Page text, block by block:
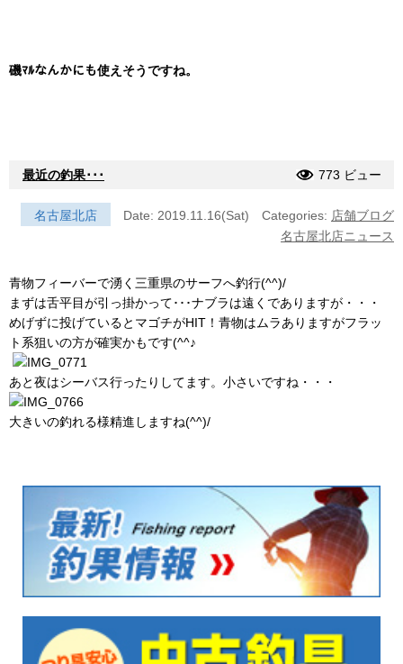
磯ﾏﾙなんかにも使えそうですね。
最近の釣果･･･ 773 ビュー
名古屋北店 Date: 2019.11.16(Sat) Categories: 店舗ブログ
名古屋北店ニュース
青物フィーバーで湧く三重県のサーフへ釣行(^^)/
まずは舌平目が引っ掛かって･･･ナブラは遠くでありますが・・・
めげずに投げているとマゴチがHIT！青物はムラありますがフラッ
ト系狙いの方が確実かもです(^^♪
あと夜はシーバス行ったりしてます。小さいですね・・・
大きいの釣れる様精進しますね(^^)/